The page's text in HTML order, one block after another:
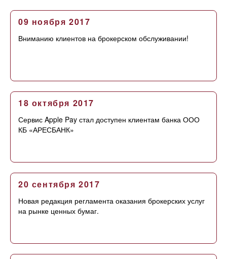
09 ноября 2017
Вниманию клиентов на брокерском обслуживании!
18 октября 2017
Сервис Apple Pay стал доступен клиентам банка ООО
КБ «АРЕСБАНК»
20 сентября 2017
Новая редакция регламента оказания брокерских услуг
на рынке ценных бумаг.